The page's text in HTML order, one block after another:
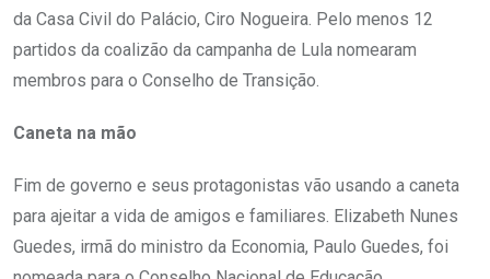
da Casa Civil do Palácio, Ciro Nogueira. Pelo menos 12
partidos da coalizão da campanha de Lula nomearam
membros para o Conselho de Transição.
Caneta na mão
Fim de governo e seus protagonistas vão usando a caneta
para ajeitar a vida de amigos e familiares. Elizabeth Nunes
Guedes, irmã do ministro da Economia, Paulo Guedes, foi